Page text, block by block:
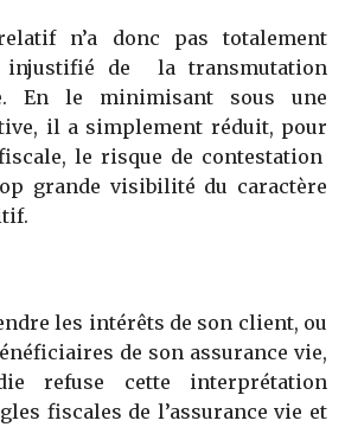
relatif n’a donc pas totalement
injustifié de la transmutation
En le minimisant sous une
il a simplement réduit, pour
le risque de contestation
grande visibilité du caractère
les intérêts de son client, ou
de son assurance vie,
refuse cette interprétation
fiscales de l’assurance vie et